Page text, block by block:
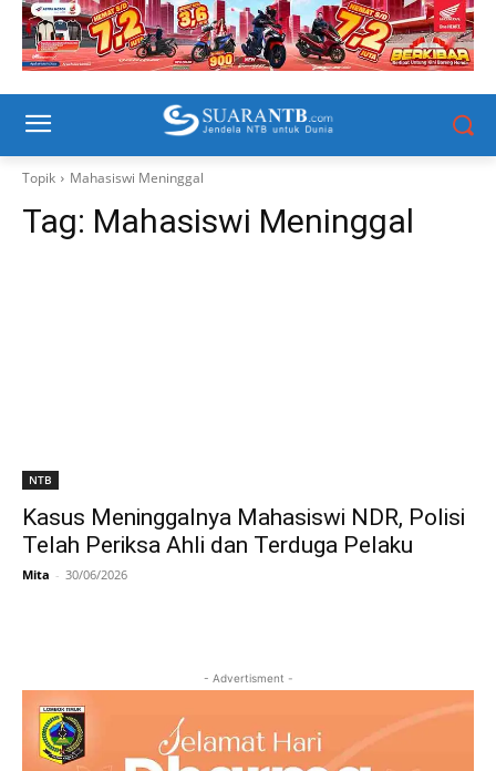
Topik Mahasiswi Meninggal
Tag: Mahasiswi Meninggal
NTB
Kasus Meninggalnya Mahasiswi NDR, Polisi
Telah Periksa Ahli dan Terduga Pelaku
Mita - 30/06/2026
- Advertisment -